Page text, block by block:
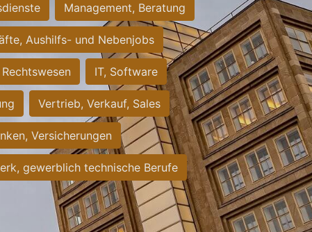
Management, Beratung
Aushilfs- und Nebenjobs
Rechtswesen IT, Software
Vertrieb, Verkauf, Sales
Versicherungen
gewerblich technische Berufe